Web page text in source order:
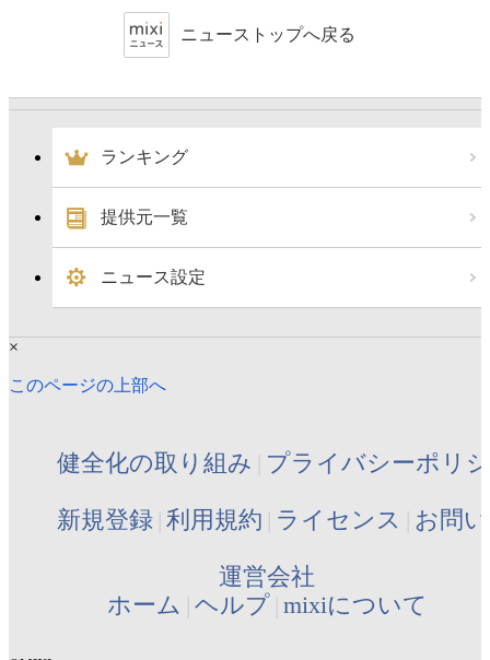
ニューストップへ戻る
ランキング
提供元一覧
ニュース設定
×
このページの上部へ
健全化の取り組み プライバシーポリ
新規登録 利用規約 ライセンス お問
運営会社
ホーム ヘルプ mixiについて